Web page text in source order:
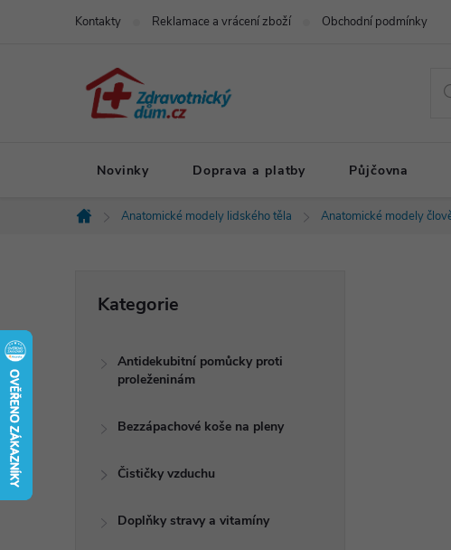
Kontakty Reklamace a vrácení zboží Obchodní podmínky
Novinky Doprava a platby Půjčovna
Domů
Anatomické modely lidského těla Anatomické modely
kategorie
Kategorie
Antidekubitní pomůcky proti
proleženinám
Bezzápachové koše na pleny
Čističky vzduchu
Doplňky stravy a vitamíny